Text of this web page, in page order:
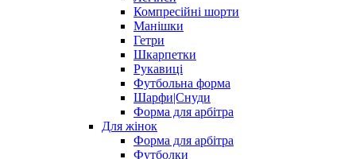
Компресійні шорти
Манішки
Гетри
Шкарпетки
Рукавиці
Футбольна форма
Шарфи|Снуди
Форма для арбітра
Для жінок
Форма для арбітра
Футболки